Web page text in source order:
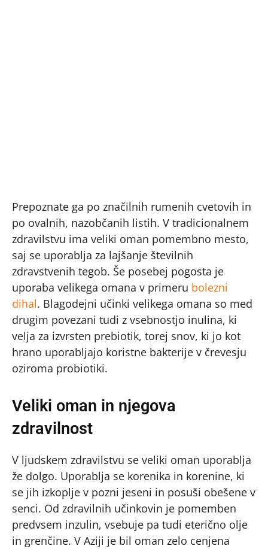
Prepoznate ga po značilnih rumenih cvetovih in
po ovalnih, nazobčanih listih. V tradicionalnem
zdravilstvu ima veliki oman pomembno mesto,
saj se uporablja za lajšanje številnih
zdravstvenih tegob. Še posebej pogosta je
uporaba velikega omana v primeru bolezni
dihal. Blagodejni učinki velikega omana so med
drugim povezani tudi z vsebnostjo inulina, ki
velja za izvrsten prebiotik, torej snov, ki jo kot
hrano uporabljajo koristne bakterije v črevesju
oziroma probiotiki.
Veliki oman in njegova
zdravilnost
V ljudskem zdravilstvu se veliki oman uporablja
že dolgo. Uporablja se korenika in korenine, ki
se jih izkoplje v pozni jeseni in posuši obešene v
senci. Od zdravilnih učinkovin je pomemben
predvsem inzulin, vsebuje pa tudi eterično olje
in grenčine. V Aziji je bil oman zelo cenjena